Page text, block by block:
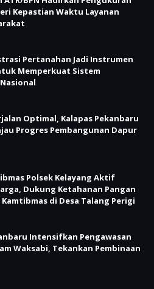
Kepastian Waktu Layanan
Pertanahan Jadi Instrumen
Memperkuat Sistem
Optimal, Kalapas Pekanbaru
Progres Pembangunan Dapur
Polsek Kelayang Aktif
Dukung Ketahanan Pangan
di Desa Talang Perigi
Intensifkan Pengawasan
Waksabi, Tekankan Pembinaan